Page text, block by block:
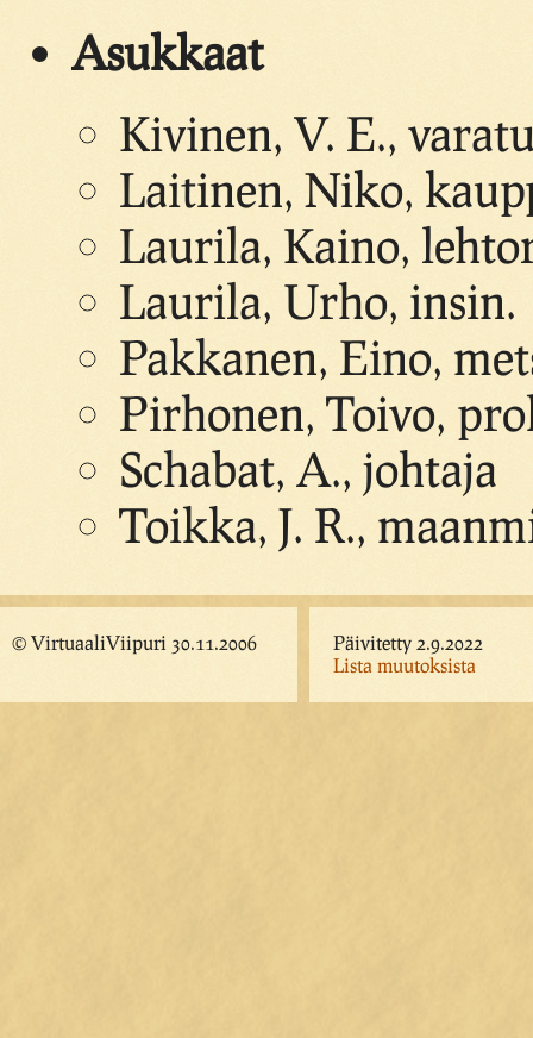
Asukkaat
Kivinen, V. E.,
Laitinen, Niko,
Laurila, Kaino,
Laurila, Urho, insin.
Pakkanen, Eino,
Pirhonen, Toivo,
Schabat, A., johtaja
Toikka, J. R.,
© VirtuaaliViipuri 30.11.2006
Päivitetty 2.9.2022
Lista muutoksista